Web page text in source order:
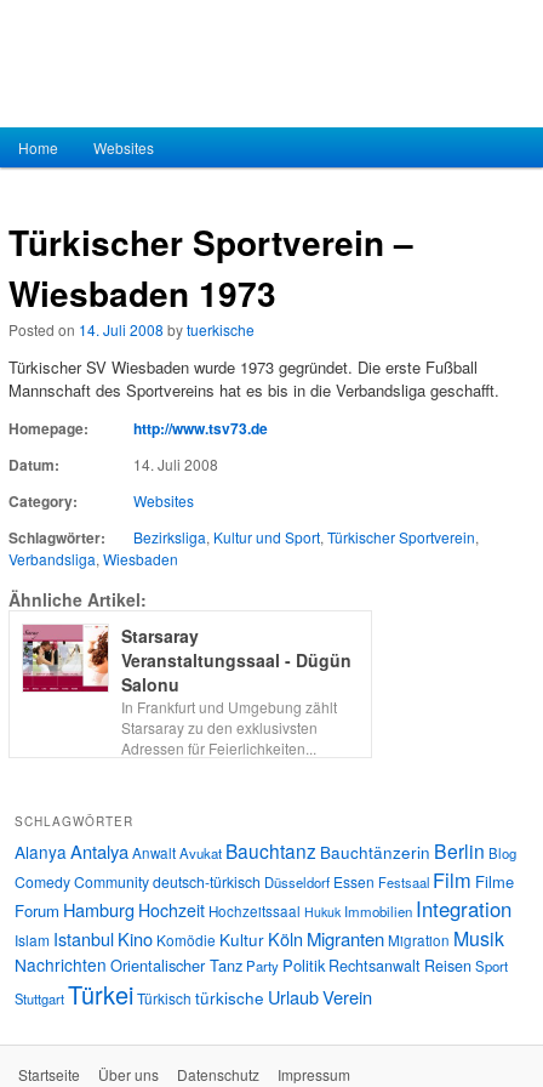
Hauptmenü
Zum Inhalt wechseln
Zum sekundären Inhalt wechseln
Home Websites
Türkischer Sportverein –
Wiesbaden 1973
Posted on 14. Juli 2008 bytuerkische
Türkischer SV Wiesbaden wurde 1973 gegründet. Die erste Fußball
Mannschaft des Sportvereins hat es bis in die Verbandsliga geschafft.
Homepage:
http://www.tsv73.de
Datum:
14. Juli 2008
Category: Websites
Schlagwörter: Bezirksliga, Kultur und Sport, Türkischer Sportverein,
Verbandsliga, Wiesbaden
Ähnliche Artikel:
Starsaray
Veranstaltungssaal - Dügün
Salonu
In Frankfurt und Umgebung zählt
Starsaray zu den exklusivsten
Adressen für Feierlichkeiten...
SCHLAGWÖRTER
Alanya AntalyaAnwaltAvukat Bauchtanz Bauchtänzerin Berlin Blog
ComedyCommunitydeutsch-türkisch Düsseldorf Essen Festsaal Film Filme
Forum Hamburg Hochzeit Hochzeitssaal Hukuk Immobilien Integration
Islam IstanbulKino Komödie Kultur Köln MigrantenMigration Musik
Nachrichten Orientalischer Tanz Party Politik Rechtsanwalt ReisenSport
StuttgartTürkeiTürkisch türkische UrlaubVerein
Startseite Über uns Datenschutz Impressum